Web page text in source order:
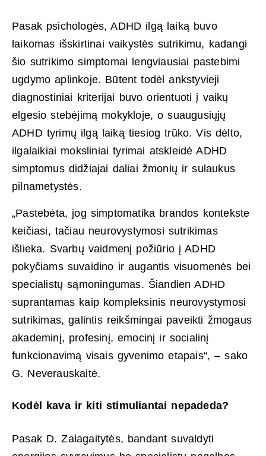
Pasak psichologės, ADHD ilgą laiką buvo
laikomas išskirtinai vaikystės sutrikimu, kadangi
šio sutrikimo simptomai lengviausiai pastebimi
ugdymo aplinkoje. Būtent todėl ankstyvieji
diagnostiniai kriterijai buvo orientuoti į vaikų
elgesio stebėjimą mokykloje, o suaugusiųjų
ADHD tyrimų ilgą laiką tiesiog trūko. Vis dėlto,
ilgalaikiai moksliniai tyrimai atskleidė ADHD
simptomus didžiajai daliai žmonių ir sulaukus
pilnametystės.
„Pastebėta, jog simptomatika brandos kontekste
keičiasi, tačiau neurovystymosi sutrikimas
išlieka. Svarbų vaidmenį požiūrio į ADHD
pokyčiams suvaidino ir augantis visuomenės bei
specialistų sąmoningumas. Šiandien ADHD
suprantamas kaip kompleksinis neurovystymosi
sutrikimas, galintis reikšmingai paveikti žmogaus
akademinį, profesinį, emocinį ir socialinį
funkcionavimą visais gyvenimo etapais“, – sako
G. Neverauskaitė.
Kodėl kava ir kiti stimuliantai nepadeda?
Pasak D. Zalagaitytės, bandant suvaldyti